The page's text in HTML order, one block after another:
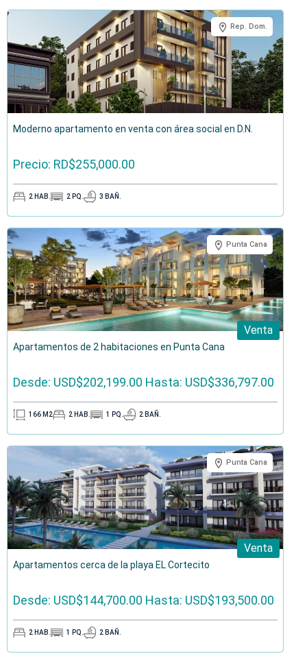
Rep. Dom.
Moderno apartamento en venta con área social en D.N.
Precio: RD$255,000.00
2 HAB. 2 PQ. 3 BAÑ.
Punta Cana
Venta
Apartamentos de 2 habitaciones en Punta Cana
Desde: USD$202,199.00 Hasta: USD$336,797.00
166 M2 2 HAB. 1 PQ. 2 BAÑ.
Punta Cana
Venta
Apartamentos cerca de la playa EL Cortecito
Desde: USD$144,700.00 Hasta: USD$193,500.00
2 HAB. 1 PQ. 2 BAÑ.